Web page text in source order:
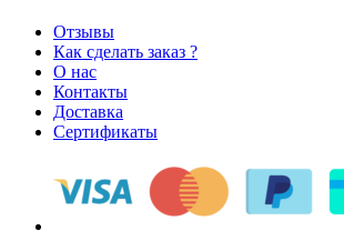
Отзывы
Как сделать заказ ?
О нас
Контакты
Доставка
Сертификаты